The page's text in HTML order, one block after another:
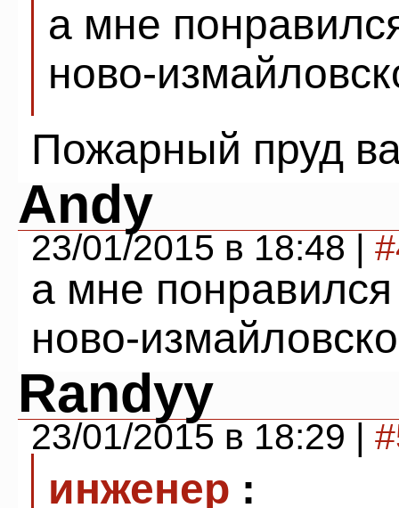
а мне
ново-
Пожарный пруд
Andy
23/01/2015 в 18:48 |
а мне
ново-
Randyy
23/01/2015 в 18:29 |
инженер :